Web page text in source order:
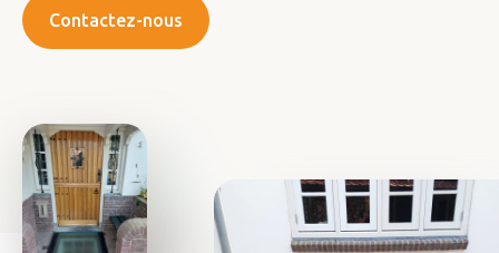
Contactez-nous